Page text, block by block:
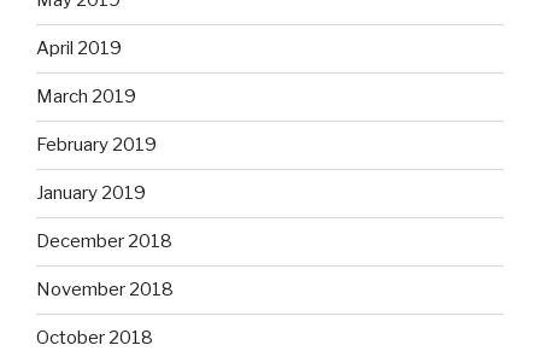
April 2019
March 2019
February 2019
January 2019
December 2018
November 2018
October 2018